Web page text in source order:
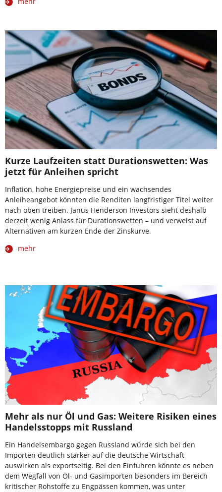
Kurze Laufzeiten statt Durationswetten: Was
jetzt für Anleihen spricht
Inflation, hohe Energiepreise und ein wachsendes
Anleiheangebot könnten die Renditen langfristiger Titel weiter
nach oben treiben. Janus Henderson Investors sieht deshalb
derzeit wenig Anlass für Durationswetten – und verweist auf
Alternativen am kurzen Ende der Zinskurve.
mehr
Mehr als nur Öl und Gas: Weitere Risiken eines
Handelsstopps mit Russland
Ein Handelsembargo gegen Russland würde sich bei den
Importen deutlich stärker auf die deutsche Wirtschaft
auswirken als exportseitig. Bei den Einfuhren könnte es neben
dem Wegfall von Öl- und Gasimporten besonders im Bereich
kritischer Rohstoffe zu Engpässen kommen, was unter